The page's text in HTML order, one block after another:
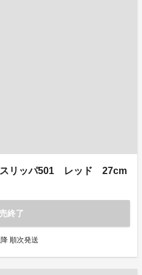
リッパ501 レッド 27cm
終了
順次発送